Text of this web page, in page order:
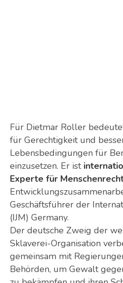
Für Dietmar Roller
für Gerechtigkeit und
Lebensbedingungen für
einzusetzen. Er ist
Experte für
Geschäftsführer der
(IJM) Germany.
Der deutsche Zweig der
Sklaverei-Organisation
gemeinsam mit
Behörden, um Gewalt